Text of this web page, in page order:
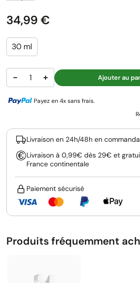
Prix
34,99 €
30 ml
− + Ajouter au
Payez en 4x sans frais.
Livraison en 24h/48h en
Livraison à 0,99€ dès 29€ et
France continentale
Paiement sécurisé
Produits fréquemment